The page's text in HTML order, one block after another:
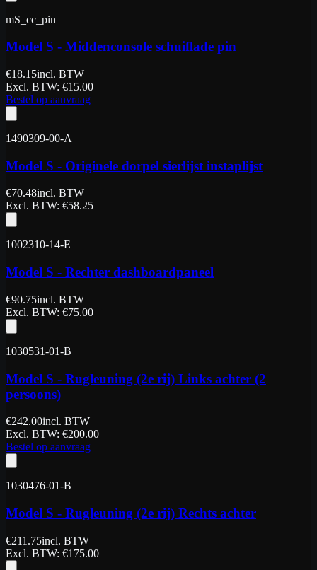
mS_cc_pin
Model S - Middenconsole schuiflade pin
€18.15incl. BTW
Excl. BTW: €15.00
Bestel op aanvraag
1490309-00-A
Model S - Originele dorpel sierlijst instaplijst
€70.48incl. BTW
Excl. BTW: €58.25
1002310-14-E
Model S - Rechter dashboardpaneel
€90.75incl. BTW
Excl. BTW: €75.00
1030531-01-B
Model S - Rugleuning (2e rij) Links achter (2
persoons)
€242.00incl. BTW
Excl. BTW: €200.00
Bestel op aanvraag
1030476-01-B
Model S - Rugleuning (2e rij) Rechts achter
€211.75incl. BTW
Excl. BTW: €175.00